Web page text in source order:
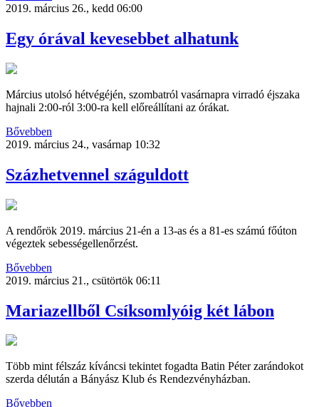
2019. március 26., kedd 06:00
Egy órával kevesebbet alhatunk
Március utolsó hétvégéjén, szombatról vasárnapra virradó éjszaka
hajnali 2:00-ról 3:00-ra kell előreállítani az órákat.
Bővebben
2019. március 24., vasárnap 10:32
Százhetvennel száguldott
A rendőrök 2019. március 21-én a 13-as és a 81-es számú főúton
végeztek sebességellenőrzést.
Bővebben
2019. március 21., csütörtök 06:11
Mariazellből Csíksomlyóig két lábon
Több mint félszáz kíváncsi tekintet fogadta Batin Péter zarándokot
szerda délután a Bányász Klub és Rendezvényházban.
Bővebben